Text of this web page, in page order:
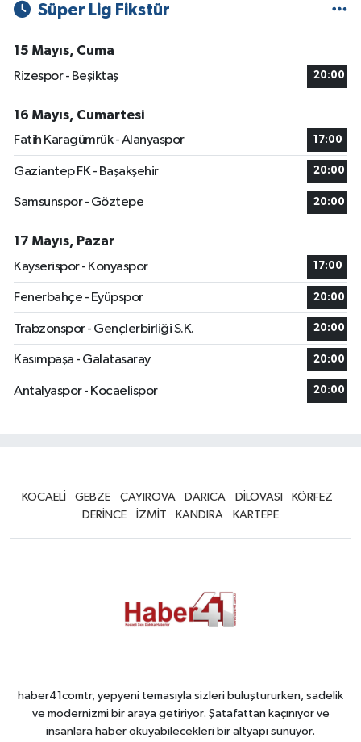
Süper Lig Fikstür
15 Mayıs, Cuma
Rizespor - Beşiktaş
20:00
16 Mayıs, Cumartesi
Fatih Karagümrük - Alanyaspor
17:00
Gaziantep FK - Başakşehir 20:00
Samsunspor - Göztepe 20:00
17 Mayıs, Pazar
Kayserispor - Konyaspor
17:00
Fenerbahçe - Eyüpspor 20:00
Trabzonspor - Gençlerbirliği S.K. 20:00
Kasımpaşa - Galatasaray 20:00
Antalyaspor - Kocaelispor 20:00
KOCAELİ GEBZE ÇAYIROVA DARICA DİLOVASI
KÖRFEZ
DERİNCE
İZMİT KANDIRA KARTEPE
haber41comtr, yepyeni temasıyla sizleri buluştururken, sadelik
ve modernizmi bir araya getiriyor. Şatafattan kaçınıyor ve
insanlara haber okuyabilecekleri bir altyapı sunuyor.